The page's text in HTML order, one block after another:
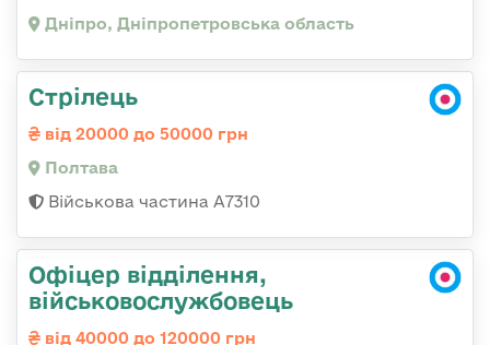
Дніпро, Дніпропетровська область
Стрілець
від 20000 до 50000 грн
Полтава
Військова частина A7310
Офіцер відділення,
військовослужбовець
від 40000 до 120000 грн